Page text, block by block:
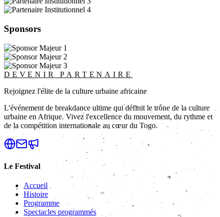
Sponsors
DEVENIR PARTENAIRE
Rejoignez l'élite de la culture urbaine africaine
L'événement de breakdance ultime qui définit le trône de la culture
urbaine en Afrique. Vivez l'excellence du mouvement, du rythme et
de la compétition internationale au cœur du Togo.
Le Festival
Accueil
Histoire
Programme
Spectacles programmés